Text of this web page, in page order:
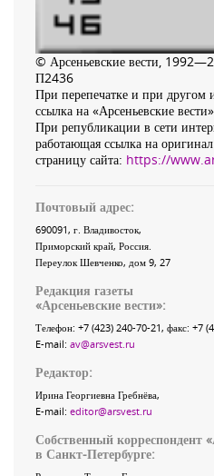
© Арсеньевские вести,
П2436
При перепечатке и при другом
ссылка на «Арсеньевские
При републикации в сети
работающая ссылка на
страницу сайта: https://
Почтовый адрес:
690091, г. Владивосток,
Приморский край, Россия
Переулок Шевченко, дом 9, 27
Редакция газеты
«Арсеньевские вести»:
Телефон: +7 (423) 240-70-21, факс: +7
E-mail: av@arsvest.ru
Редактор:
Ирина Георгиевна Гребнёва,
E-mail: editor@arsvest.ru
Собственный корреспондент
в Санкт-Петербурге: